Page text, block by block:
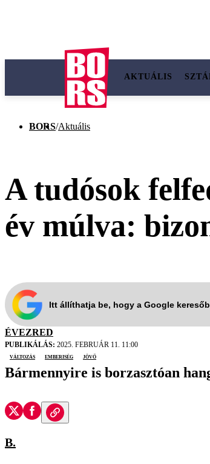
AKTUÁLIS
BORS/Aktuális
A tudósok
év múlva:
Itt állíthatja be, hogy a Google
ÉVEZRED
PUBLIKÁLÁS: 2025. FEBRUÁR 11. 11:00
változás
emberiség jövő
Bármennyire is borzasztóan
B.